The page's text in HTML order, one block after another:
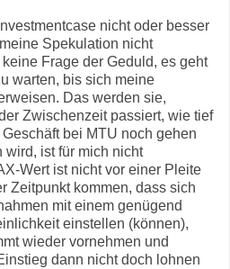
nicht oder besser
Spekulation nicht
Frage der Geduld, es geht
warten, bis sich meine
Das werden sie,
Zwischenzeit passiert, wie tief
bei MTU noch gehen
wird, ist für mich nicht
Wert ist nicht vor einer Pleite
Zeitpunkt kommen, dass sich
mit einem genügend
einstellen (können),
wieder vornehmen und
dann nicht doch lohnen